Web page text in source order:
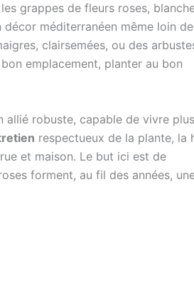
grappes de fleurs roses,
méditerranéen même loin
clairsemées, ou des
emplacement, planter au bon
allié robuste, capable de vivre
respectueux de la plante, la
et maison. Le but ici est de
forment, au fil des années,